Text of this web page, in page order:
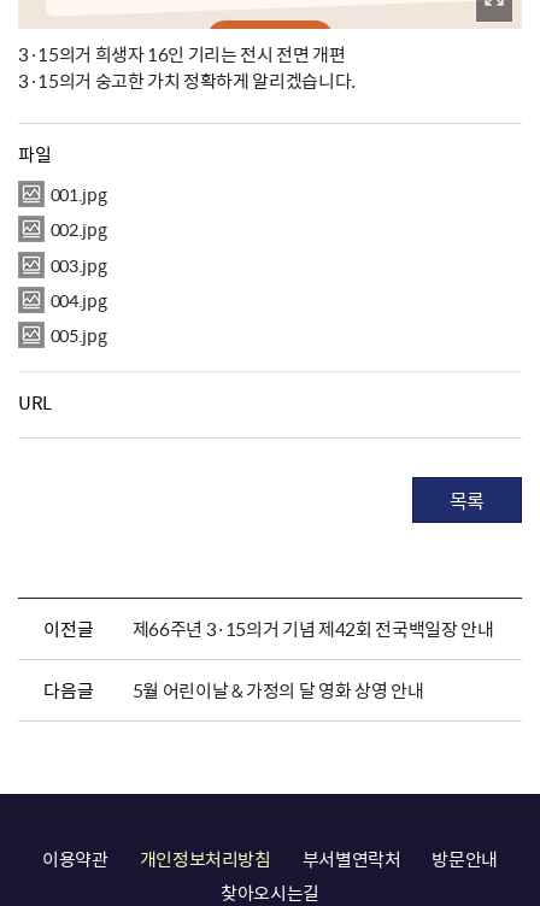
3·15의거 희생자 16인 기리는 전시 전면 개편
3·15의거 숭고한 가치 정확하게 알리겠습니다.
파일
001.jpg
002.jpg
003.jpg
004.jpg
005.jpg
URL
목록
이전글 제66주년 3·15의거 기념 제42회 전국백일장 안내
다음글 5월 어린이날 & 가정의 달 영화 상영 안내
이용약관 개인정보처리방침 부서별연락처
방문안내
찾아오시는길